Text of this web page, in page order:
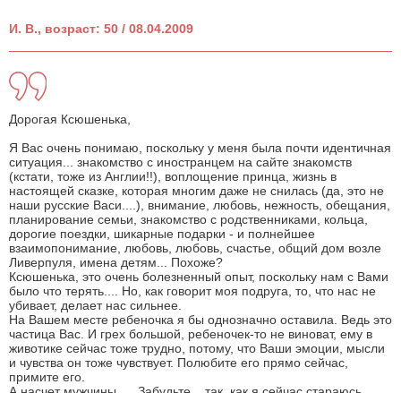
И. В., возраст: 50 / 08.04.2009
Дорогая Ксюшенька,
Я Вас очень понимаю, поскольку у меня была почти идентичная
ситуация... знакомство с иностранцем на сайте знакомств
(кстати, тоже из Англии!!), воплощение принца, жизнь в
настоящей сказке, которая многим даже не снилась (да, это не
наши русские Васи....), внимание, любовь, нежность, обещания,
планирование семьи, знакомство с родственниками, кольца,
дорогие поездки, шикарные подарки - и полнейшее
взаимопонимание, любовь, любовь, счастье, общий дом возле
Ливерпуля, имена детям... Похоже?
Ксюшенька, это очень болезненный опыт, поскольку нам с Вами
было что терять.... Но, как говорит моя подруга, то, что нас не
убивает, делает нас сильнее.
На Вашем месте ребеночка я бы однозначно оставила. Ведь это
частица Вас. И грех большой, ребеночек-то не виноват, ему в
животике сейчас тоже трудно, потому, что Ваши эмоции, мысли
и чувства он тоже чувствует. Полюбите его прямо сейчас,
примите его.